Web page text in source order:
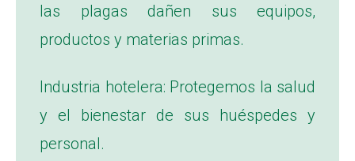
las plagas dañen sus equipos,
productos y materias primas.
Industria hotelera: Protegemos la salud
y el bienestar de sus huéspedes y
personal.